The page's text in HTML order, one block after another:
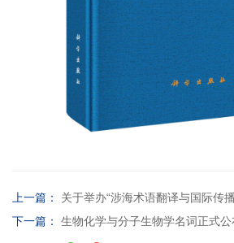
上一篇：
关于举办“涉海术语翻译与国际传
下一篇：
生物化学与分子生物学名词正式公